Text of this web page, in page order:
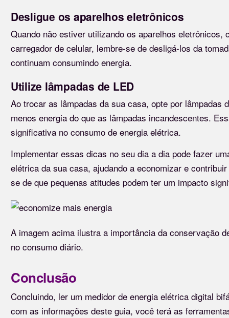
Desligue os aparelhos eletrônicos
Quando não estiver utilizando os aparelhos eletrônicos,
carregador de celular, lembre-se de desligá-los da
continuam consumindo energia.
Utilize lâmpadas de LED
Ao trocar as lâmpadas da sua casa, opte por lâmpadas
menos energia do que as lâmpadas incandescentes.
significativa no consumo de energia elétrica.
Implementar essas dicas no seu dia a dia pode fazer
elétrica da sua casa, ajudando a economizar e
se de que pequenas atitudes podem ter um impacto
A imagem acima ilustra a importância da conservação
no consumo diário.
Conclusão
Concluindo, ler um medidor de energia elétrica digital
com as informações deste guia, você terá as